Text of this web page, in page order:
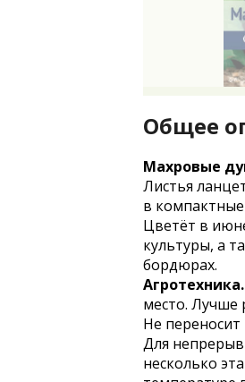
Общее
Махровые
Листья
в
Цветёт в
культуры, а
бордюрах.
Агротехника.
место. Лучше
Не переносит
Для
несколько